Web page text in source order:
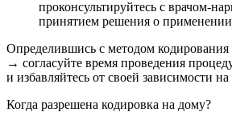
проконсультируйтесь с врачом-
принятием решения о применении
Определившись с методом кодирования
→ согласуйте время проведения
и избавляйтесь от своей зависимости
Когда разрешена кодировка на дому?